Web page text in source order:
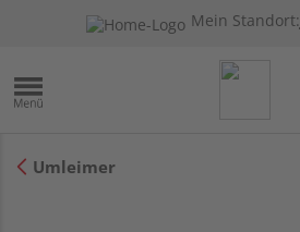
Mein Standort:
Umleimer